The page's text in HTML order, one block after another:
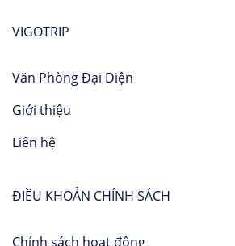
VIGOTRIP
Văn Phòng Đại Diện
Giới thiệu
Liên hệ
ĐIỀU KHOẢN CHÍNH SÁCH
Chính sách hoạt động